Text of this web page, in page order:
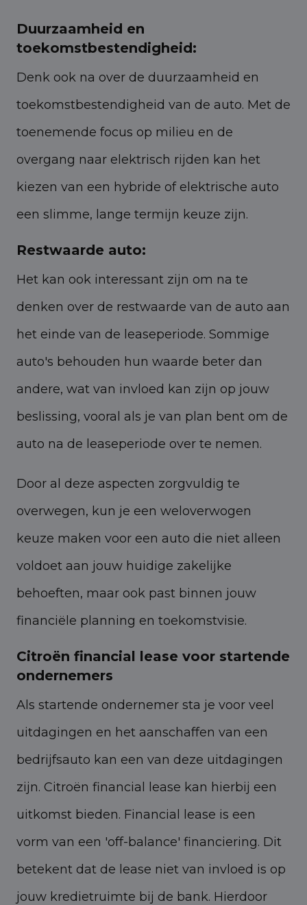
Duurzaamheid en
toekomstbestendigheid:
Denk ook na over de duurzaamheid en
toekomstbestendigheid van de auto. Met de
toenemende focus op milieu en de
overgang naar elektrisch rijden kan het
kiezen van een hybride of elektrische auto
een slimme, lange termijn keuze zijn.
Restwaarde auto:
Het kan ook interessant zijn om na te
denken over de restwaarde van de auto aan
het einde van de leaseperiode. Sommige
auto's behouden hun waarde beter dan
andere, wat van invloed kan zijn op jouw
beslissing, vooral als je van plan bent om de
auto na de leaseperiode over te nemen.
Door al deze aspecten zorgvuldig te
overwegen, kun je een weloverwogen
keuze maken voor een auto die niet alleen
voldoet aan jouw huidige zakelijke
behoeften, maar ook past binnen jouw
financiële planning en toekomstvisie.
Citroën financial lease voor startende
ondernemers
Als startende ondernemer sta je voor veel
uitdagingen en het aanschaffen van een
bedrijfsauto kan een van deze uitdagingen
zijn. Citroën financial lease kan hierbij een
uitkomst bieden. Financial lease is een
vorm van een 'off-balance' financiering. Dit
betekent dat de lease niet van invloed is op
jouw kredietruimte bij de bank. Hierdoor